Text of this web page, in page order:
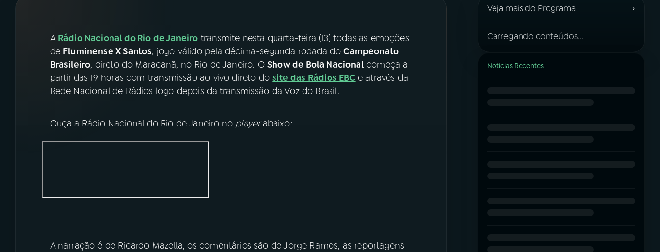
ACOMPANHE A RÁDIO NACIONAL
YouTube Facebook
Instagram X
A Rádio Nacional do Rio de Janeiro transmite nesta quarta-feira (13) todas as emoções
de Fluminense X Santos, jogo válido pela décima-segunda rodada doCampeonato
Brasileiro, direto do Maracanã, no Rio de Janeiro. OShow de Bola Nacionalcomeça a
partir das 19 horas com transmissão ao vivo direto dosite das Rádios EBC e através da
Rede Nacional de Rádios logo depois da transmissão da Voz do Brasil.
Ouça a Rádio Nacional do Rio de Janeiro no playerabaixo:
A narração é de Ricardo Mazella, os comentários são de Jorge Ramos, as reportagens
Veja mais do Programa ›
Carregando conteúdos...
Notícias Recentes